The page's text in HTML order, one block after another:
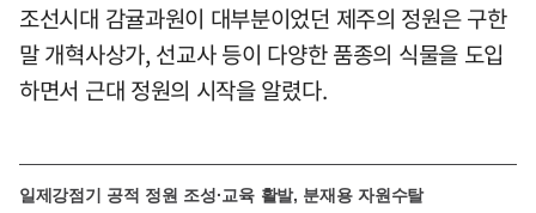
조선시대 감귤과원이 대부분이었던 제주의 정원은 구한
말 개혁사상가, 선교사 등이 다양한 품종의 식물을 도입
하면서 근대 정원의 시작을 알렸다.
일제강점기 공적 정원 조성·교육 활발, 분재용 자원수탈